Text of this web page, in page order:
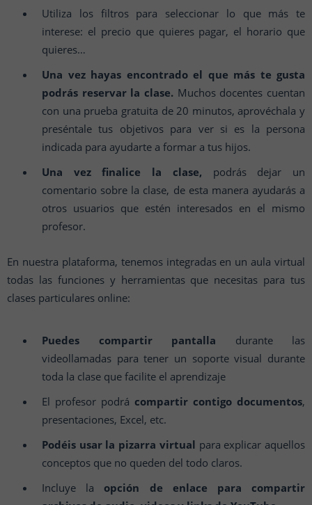
Utiliza los filtros para seleccionar lo que más te
interese: el precio que quieres pagar, el horario que
quieres…
Una vez hayas encontrado el que más te gusta
podrás reservar la clase. Muchos docentes cuentan
con una prueba gratuita de 20 minutos, aprovéchala y
preséntale tus objetivos para ver si es la persona
indicada para ayudarte a formar a tus hijos.
Una vez finalice la clase, podrás dejar un
comentario sobre la clase, de esta manera ayudarás a
otros usuarios que estén interesados en el mismo
profesor.
En nuestra plataforma, tenemos integradas en un aula virtual
todas las funciones y herramientas que necesitas para tus
clases particulares online:
Puedes compartir pantalla durante las
videollamadas para tener un soporte visual durante
toda la clase que facilite el aprendizaje
El profesor podrá compartir contigo documentos,
presentaciones, Excel, etc.
Podéis usar la pizarra virtual para explicar aquellos
conceptos que no queden del todo claros.
Incluye la opción de enlace para compartir